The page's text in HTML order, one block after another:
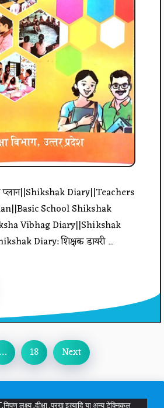
प्लान||Shikshak Diary||Teachers
School Shikshak
Vibhag Diary||Shikshak
Diary: शिक्षक डायरी ...
… 18 Next
लक्ष्य ,दीक्षा ,परख इत्यादि या अन्य टेक्निकल